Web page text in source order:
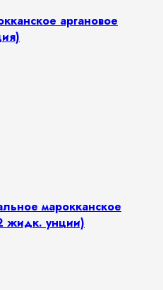
аргановое
марокканское
жидк. унции)